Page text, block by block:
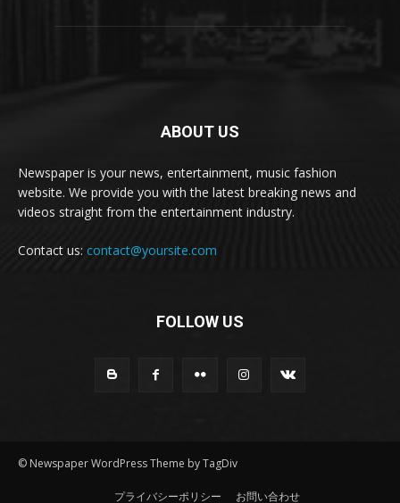
ABOUT US
Newspaper is your news, entertainment, music fashion
website. We provide you with the latest breaking news and
videos straight from the entertainment industry.
Contact us: contact@yoursite.com
FOLLOW US
© Newspaper WordPress Theme by TagDiv
プライバシーポリシー お問い合わせ